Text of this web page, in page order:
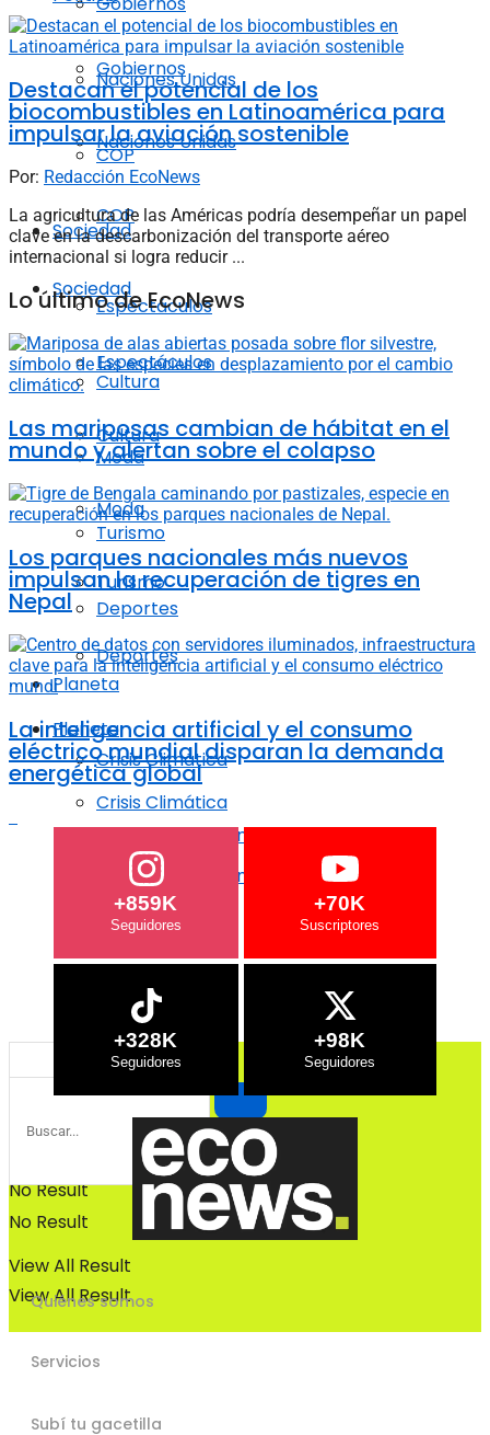
Naciones Unidas
COP
Sociedad
Espectáculos
Cultura
Moda
Turismo
Deportes
Planeta
Crisis Climática
Agricultura regenerativa
Océanos
Bosques
No Result
View All Result
Gobiernos
Naciones Unidas
COP
Sociedad
Espectáculos
Cultura
Moda
Turismo
Deportes
Planeta
Crisis Climática
Agricultura regenerativa
Bosques
No Result
View All Result
Destacan el potencial de los
biocombustibles en Latinoamérica para
impulsar la aviación sostenible
Por: Redacción EcoNews
La agricultura de las Américas podría desempeñar un papel
clave en la descarbonización del transporte aéreo
internacional si logra reducir ...
Lo último de EcoNews
Las mariposas cambian de hábitat en el
mundo y alertan sobre el colapso
Los parques nacionales más nuevos
impulsan la recuperación de tigres en
Nepal
La inteligencia artificial y el consumo
eléctrico mundial disparan la demanda
energética global
+859K +70K
+328K +98K
Quiénes somos
Servicios
Subí tu gacetilla